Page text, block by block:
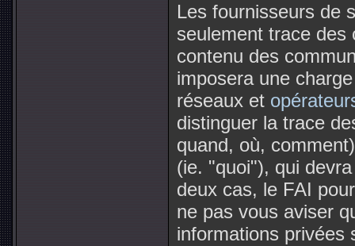
Les fournisseurs de
seulement trace des
contenu des
imposera une
réseaux et
distinguer la trace
quand, où,
(ie. "quoi"), qui
deux cas, le FAI
ne pas vous aviser
informations privées